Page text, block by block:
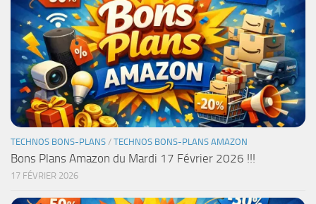
TECHNOS BONS-PLANS / TECHNOS BONS-PLANS AMAZON
Bons Plans Amazon du Mardi 17 Février 2026 !!!
17 FÉVRIER 2026